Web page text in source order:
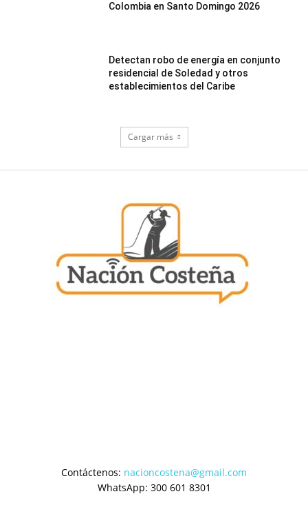
Colombia en Santo Domingo 2026
Detectan robo de energía en conjunto
residencial de Soledad y otros
establecimientos del Caribe
Cargar más
Contáctenos: nacioncostena@gmail.com
WhatsApp: 300 601 8301